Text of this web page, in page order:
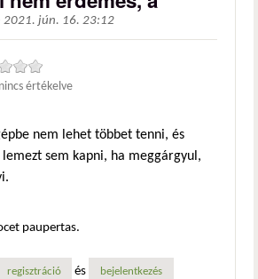
2021. jún. 16. 23:12
értékelve
nem lehet többet tenni, és
lemezt sem kapni, ha meggárgyul,
paupertas.
regisztráció és bejelentkezés